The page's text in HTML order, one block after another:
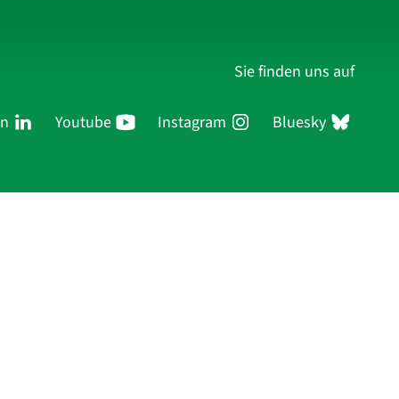
Sie finden uns auf
Youtube Instagram Bluesky